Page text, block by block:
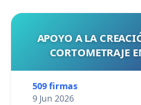
APOYO A LA
CORTOMETRAJE
509 firmas
9 Jun 2026